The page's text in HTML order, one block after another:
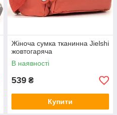
Жіноча сумка тканинна Jielshi
жовтогаряча
В наявності
539 ₴
Купити